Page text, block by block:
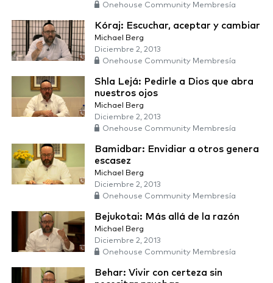
Onehouse Community Membresía
Kóraj: Escuchar, aceptar y cambiar
Michael Berg
Diciembre 2, 2013
Onehouse Community Membresía
Shla Lejá: Pedirle a Dios que abra
nuestros ojos
Michael Berg
Diciembre 2, 2013
Onehouse Community Membresía
Bamidbar: Envidiar a otros genera
escasez
Michael Berg
Diciembre 2, 2013
Onehouse Community Membresía
Bejukotai: Más allá de la razón
Michael Berg
Diciembre 2, 2013
Onehouse Community Membresía
Behar: Vivir con certeza sin